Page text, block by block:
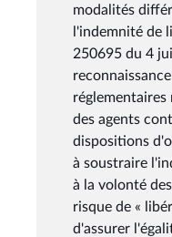
modalités
l'indemnité de
250695 du 4
des agents
dispositions
à soustraire
à la volonté
risque de «
d'assurer